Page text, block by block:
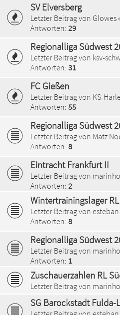
SV Elversberg
Letzter Beitrag von Glowes
Antworten: 29
Regionalliga Südwest
Letzter Beitrag von ksv-
Antworten: 31
FC Gießen
Letzter Beitrag von KS-
Antworten: 55
Regionalliga Südwest
Letzter Beitrag von Matz
Antworten: 8
Eintracht Frankfurt II
Letzter Beitrag von marinho
Antworten: 2
Wintertrainingslager
Letzter Beitrag von esteban
Antworten: 8
Regionalliga Südwest
Letzter Beitrag von marinho
Antworten: 1
Zuschauerzahlen RL
Letzter Beitrag von marinho
SG Barockstadt Fulda-